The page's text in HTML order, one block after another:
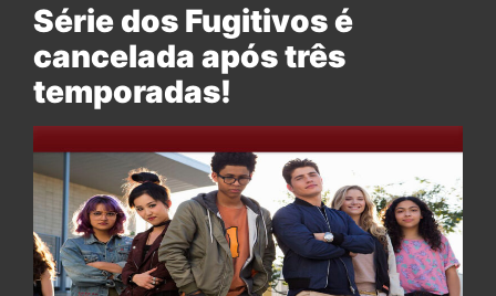
Série dos Fugitivos é
cancelada após três
temporadas!